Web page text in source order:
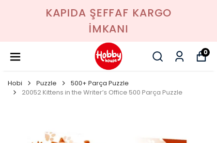
KAPIDA ŞEFFAF KARGO
İMKANI
0
Hobi Puzzle
500+ Parça Puzzle
20052 Kittens in the Writer’s Office 500 Parça Puzzle